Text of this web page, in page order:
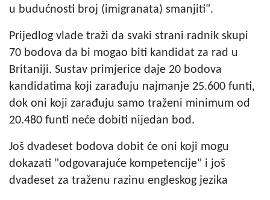
u budućnosti broj (imigranata) smanjiti".
Prijedlog vlade traži da svaki strani radnik skupi
70 bodova da bi mogao biti kandidat za rad u
Britaniji. Sustav primjerice daje 20 bodova
kandidatima koji zarađuju najmanje 25.600 funti,
dok oni koji zarađuju samo traženi minimum od
20.480 funti neće dobiti nijedan bod.
Još dvadeset bodova dobit će oni koji mogu
dokazati "odgovarajuće kompetencije" i još
dvadeset za traženu razinu engleskog jezika